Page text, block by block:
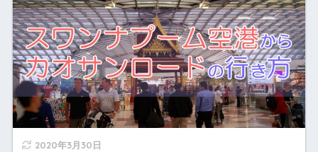
2020年3月30日